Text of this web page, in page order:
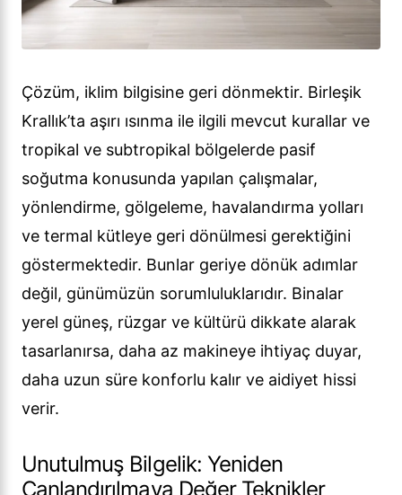
Çözüm, iklim bilgisine geri dönmektir. Birleşik
Krallık’ta aşırı ısınma ile ilgili mevcut kurallar ve
tropikal ve subtropikal bölgelerde pasif
soğutma konusunda yapılan çalışmalar,
yönlendirme, gölgeleme, havalandırma yolları
ve termal kütleye geri dönülmesi gerektiğini
göstermektedir. Bunlar geriye dönük adımlar
değil, günümüzün sorumluluklarıdır. Binalar
yerel güneş, rüzgar ve kültürü dikkate alarak
tasarlanırsa, daha az makineye ihtiyaç duyar,
daha uzun süre konforlu kalır ve aidiyet hissi
verir.
Unutulmuş Bilgelik: Yeniden
Canlandırılmaya Değer Teknikler